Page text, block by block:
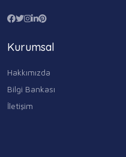
Kurumsal
Hakkımızda
Bilgi Bankası
İletişim